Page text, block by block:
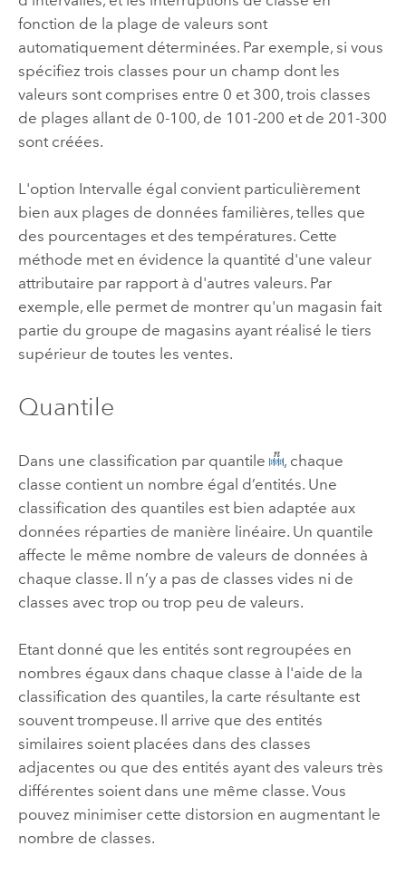
fonction de la plage de valeurs sont
automatiquement déterminées. Par exemple, si vous
spécifiez trois classes pour un champ dont les
valeurs sont comprises entre 0 et 300, trois classes
de plages allant de 0-100, de 101-200 et de 201-300
sont créées.
L'option Intervalle égal convient particulièrement
bien aux plages de données familières, telles que
des pourcentages et des températures. Cette
méthode met en évidence la quantité d'une valeur
attributaire par rapport à d'autres valeurs. Par
exemple, elle permet de montrer qu'un magasin fait
partie du groupe de magasins ayant réalisé le tiers
supérieur de toutes les ventes.
Quantile
Dans une classification par quantile
, chaque
classe contient un nombre égal d’entités. Une
classification des quantiles est bien adaptée aux
données réparties de manière linéaire. Un quantile
affecte le même nombre de valeurs de données à
chaque classe. Il n’y a pas de classes vides ni de
classes avec trop ou trop peu de valeurs.
Etant donné que les entités sont regroupées en
nombres égaux dans chaque classe à l'aide de la
classification des quantiles, la carte résultante est
souvent trompeuse. Il arrive que des entités
similaires soient placées dans des classes
adjacentes ou que des entités ayant des valeurs très
différentes soient dans une même classe. Vous
pouvez minimiser cette distorsion en augmentant le
nombre de classes.